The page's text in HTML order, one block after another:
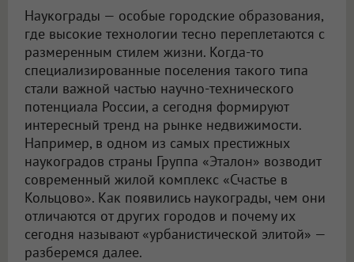
Наукограды — особые городские образования,
где высокие технологии тесно переплетаются с
размеренным стилем жизни. Когда-то
специализированные поселения такого типа
стали важной частью научно-технического
потенциала России, а сегодня формируют
интересный тренд на рынке недвижимости.
Например, в одном из самых престижных
наукоградов страны Группа «Эталон» возводит
современный жилой комплекс «Счастье в
Кольцово». Как появились наукограды, чем они
отличаются от других городов и почему их
сегодня называют «урбанистической элитой» —
разберемся далее.